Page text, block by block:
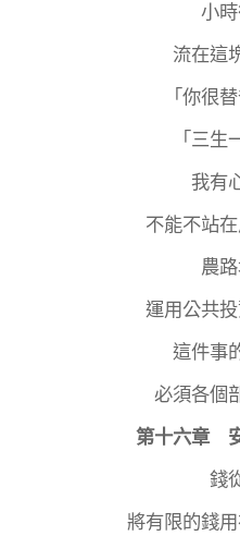
小
流在這
「你很
「三
我有
不能不站
農
運用公共
這件事
必須各個
第十六章
錢
將有限的錢